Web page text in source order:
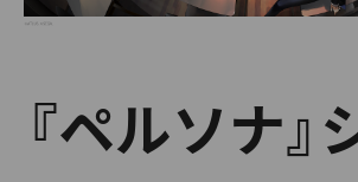
『ペルソナ』